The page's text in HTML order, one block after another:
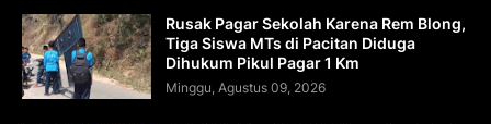
Rusak Pagar Sekolah Karena Rem Blong,
Tiga Siswa MTs di Pacitan Diduga
Dihukum Pikul Pagar 1 Km
Minggu, Agustus 09, 2026